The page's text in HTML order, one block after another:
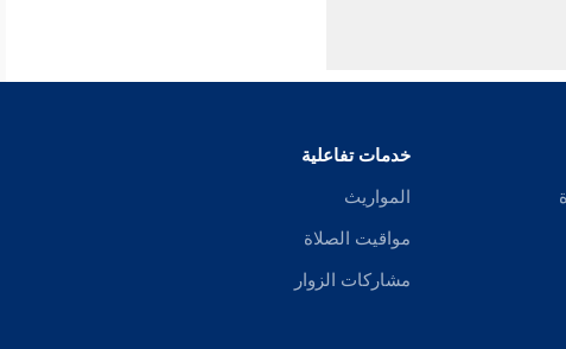
خدمات تفاعلية
المواريث
مواقيت الصلاة
مشاركات الزوار